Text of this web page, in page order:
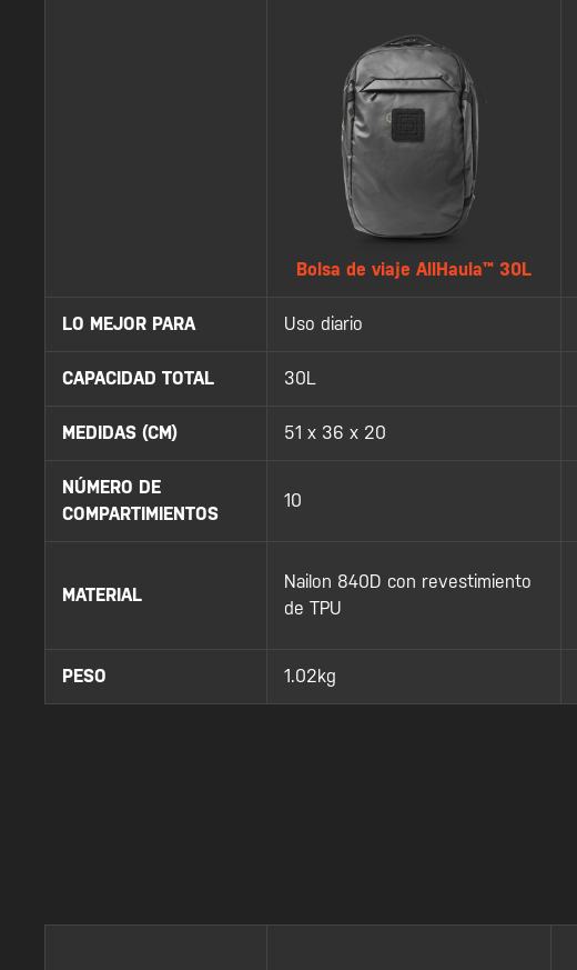
Bolsa de viaje AllHaula™ 30L
LO MEJOR PARA Uso diario
CAPACIDAD TOTAL 30L
MEDIDAS (CM) 51 x 36 x 20
NÚMERO DE
COMPARTIMIENTOS
10
MATERIAL
Nailon 840D con revestimiento
de TPU
PESO 1.02kg